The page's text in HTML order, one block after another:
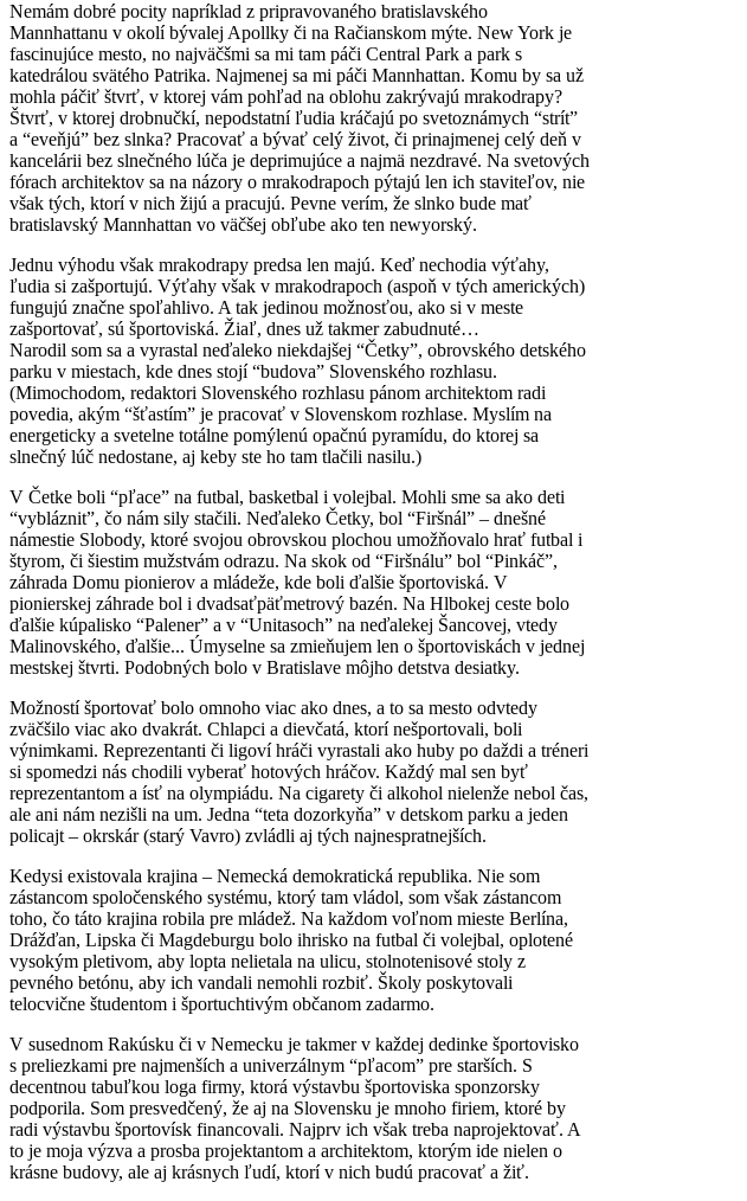
Nemám dobré pocity napríklad z pripravovaného bratislavského
Mannhattanu v okolí bývalej Apollky či na Račianskom mýte. New York je
fascinujúce mesto, no najväčšmi sa mi tam páči Central Park a park s
katedrálou svätého Patrika. Najmenej sa mi páči Mannhattan. Komu by sa už
mohla páčiť štvrť, v ktorej vám pohľad na oblohu zakrývajú mrakodrapy?
Štvrť, v ktorej drobnučkí, nepodstatní ľudia kráčajú po svetoznámych “strít”
a “eveňjú” bez slnka? Pracovať a bývať celý život, či prinajmenej celý deň v
kancelárii bez slnečného lúča je deprimujúce a najmä nezdravé. Na svetových
fórach architektov sa na názory o mrakodrapoch pýtajú len ich staviteľov, nie
však tých, ktorí v nich žijú a pracujú. Pevne verím, že slnko bude mať
bratislavský Mannhattan vo väčšej obľube ako ten newyorský.
Jednu výhodu však mrakodrapy predsa len majú. Keď nechodia výťahy,
ľudia si zašportujú. Výťahy však v mrakodrapoch (aspoň v tých amerických)
fungujú značne spoľahlivo. A tak jedinou možnosťou, ako si v meste
zašportovať, sú športoviská. Žiaľ, dnes už takmer zabudnuté…
Narodil som sa a vyrastal neďaleko niekdajšej “Četky”, obrovského detského
parku v miestach, kde dnes stojí “budova” Slovenského rozhlasu.
(Mimochodom, redaktori Slovenského rozhlasu pánom architektom radi
povedia, akým “šťastím” je pracovať v Slovenskom rozhlase. Myslím na
energeticky a svetelne totálne pomýlenú opačnú pyramídu, do ktorej sa
slnečný lúč nedostane, aj keby ste ho tam tlačili nasilu.)
V Četke boli “pľace” na futbal, basketbal i volejbal. Mohli sme sa ako deti
“vybláznit”, čo nám sily stačili. Neďaleko Četky, bol “Firšnál” – dnešné
námestie Slobody, ktoré svojou obrovskou plochou umožňovalo hrať futbal i
štyrom, či šiestim mužstvám odrazu. Na skok od “Firšnálu” bol “Pinkáč”,
záhrada Domu pionierov a mládeže, kde boli ďalšie športoviská. V
pionierskej záhrade bol i dvadsaťpäťmetrový bazén. Na Hlbokej ceste bolo
ďalšie kúpalisko “Palener” a v “Unitasoch” na neďalekej Šancovej, vtedy
Malinovského, ďalšie... Úmyselne sa zmieňujem len o športoviskách v jednej
mestskej štvrti. Podobných bolo v Bratislave môjho detstva desiatky.
Možností športovať bolo omnoho viac ako dnes, a to sa mesto odvtedy
zväčšilo viac ako dvakrát. Chlapci a dievčatá, ktorí nešportovali, boli
výnimkami. Reprezentanti či ligoví hráči vyrastali ako huby po daždi a tréneri
si spomedzi nás chodili vyberať hotových hráčov. Každý mal sen byť
reprezentantom a ísť na olympiádu. Na cigarety či alkohol nielenže nebol čas,
ale ani nám nezišli na um. Jedna “teta dozorkyňa” v detskom parku a jeden
policajt – okrskár (starý Vavro) zvládli aj tých najnespratnejších.
Kedysi existovala krajina – Nemecká demokratická republika. Nie som
zástancom spoločenského systému, ktorý tam vládol, som však zástancom
toho, čo táto krajina robila pre mládež. Na každom voľnom mieste Berlína,
Drážďan, Lipska či Magdeburgu bolo ihrisko na futbal či volejbal, oplotené
vysokým pletivom, aby lopta nelietala na ulicu, stolnotenisové stoly z
pevného betónu, aby ich vandali nemohli rozbiť. Školy poskytovali
telocvične študentom i športuchtivým občanom zadarmo.
V susednom Rakúsku či v Nemecku je takmer v každej dedinke športovisko
s preliezkami pre najmenších a univerzálnym “pľacom” pre starších. S
decentnou tabuľkou loga firmy, ktorá výstavbu športoviska sponzorsky
podporila. Som presvedčený, že aj na Slovensku je mnoho firiem, ktoré by
radi výstavbu športovísk financovali. Najprv ich však treba naprojektovať. A
to je moja výzva a prosba projektantom a architektom, ktorým ide nielen o
krásne budovy, ale aj krásnych ľudí, ktorí v nich budú pracovať a žiť.